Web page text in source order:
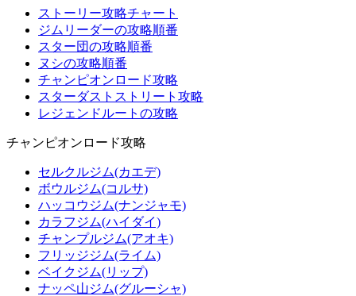
ストーリー攻略チャート
ジムリーダーの攻略順番
スター団の攻略順番
ヌシの攻略順番
チャンピオンロード攻略
スターダストストリート攻略
レジェンドルートの攻略
チャンピオンロード攻略
セルクルジム(カエデ)
ボウルジム(コルサ)
ハッコウジム(ナンジャモ)
カラフジム(ハイダイ)
チャンプルジム(アオキ)
フリッジジム(ライム)
ベイクジム(リップ)
ナッペ山ジム(グルーシャ)